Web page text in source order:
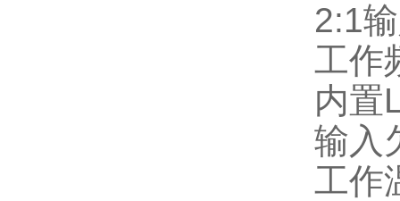
2:1
工作
内置
输入
工作